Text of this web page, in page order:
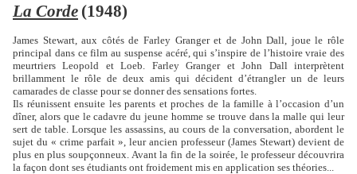
La Corde (1948)
James Stewart, aux côtés de Farley Granger et de John Dall, joue le rôle
principal dans ce film au suspense acéré, qui s’inspire de l’histoire vraie des
meurtriers Leopold et Loeb. Farley Granger et John Dall interprètent
brillamment le rôle de deux amis qui décident d’étrangler un de leurs
camarades de classe pour se donner des sensations fortes.
Ils réunissent ensuite les parents et proches de la famille à l’occasion d’un
dîner, alors que le cadavre du jeune homme se trouve dans la malle qui leur
sert de table. Lorsque les assassins, au cours de la conversation, abordent le
sujet du « crime parfait », leur ancien professeur (James Stewart) devient de
plus en plus soupçonneux. Avant la fin de la soirée, le professeur découvrira
la façon dont ses étudiants ont froidement mis en application ses théories...